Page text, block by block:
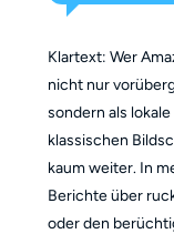
Klartext: Wer
nicht nur
sondern als
klassischen
kaum weiter. In
Berichte über
oder den